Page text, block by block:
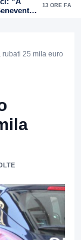
13 ORE FA
rubati 25 mila euro